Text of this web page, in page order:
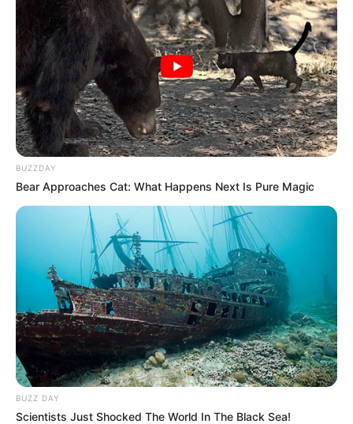
The Videos Of Hillary Clinton That Stunned Everyone
BUZZDAY
Arthrologist Begs To Stop Buying Knee Braces - Do
This Instead
FORGE BODY
BUZZDAY
Bear Approaches Cat: What Happens Next Is Pure Magic
BUZZ DAY
Scientists Just Shocked The World In The Black Sea!